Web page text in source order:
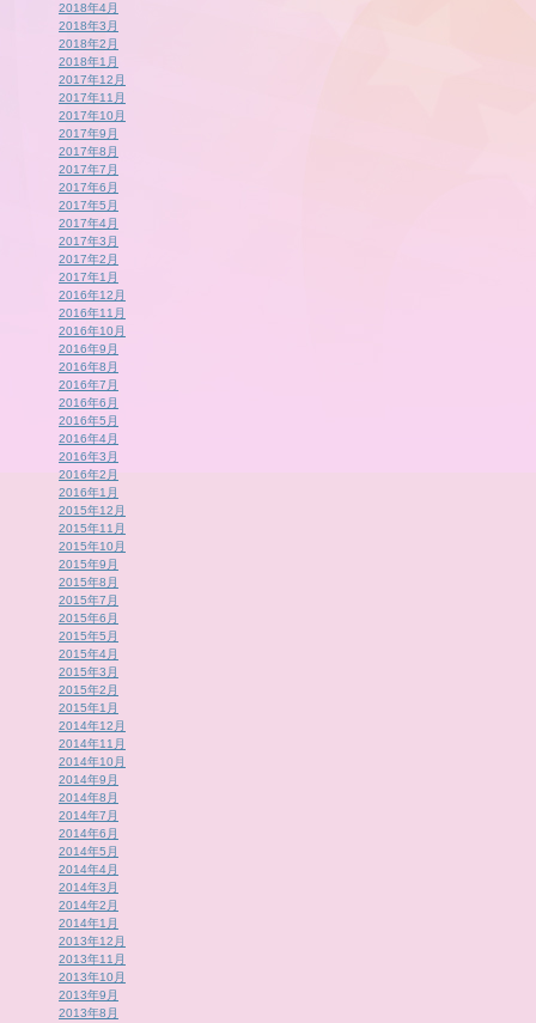
2018年4月
2018年3月
2018年2月
2018年1月
2017年12月
2017年11月
2017年10月
2017年9月
2017年8月
2017年7月
2017年6月
2017年5月
2017年4月
2017年3月
2017年2月
2017年1月
2016年12月
2016年11月
2016年10月
2016年9月
2016年8月
2016年7月
2016年6月
2016年5月
2016年4月
2016年3月
2016年2月
2016年1月
2015年12月
2015年11月
2015年10月
2015年9月
2015年8月
2015年7月
2015年6月
2015年5月
2015年4月
2015年3月
2015年2月
2015年1月
2014年12月
2014年11月
2014年10月
2014年9月
2014年8月
2014年7月
2014年6月
2014年5月
2014年4月
2014年3月
2014年2月
2014年1月
2013年12月
2013年11月
2013年10月
2013年9月
2013年8月